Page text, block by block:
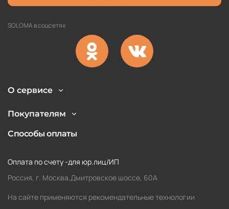
SOLOMA в соцсетях
О сервисе
Покупателям
Способы оплаты
Оплата по счету -для юр.лиц/ИП
Россия, г. Москва,Дмитровское шоссе, 60А
На сайте применяются рекомендательные технологии